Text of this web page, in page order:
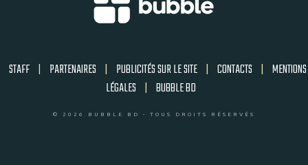
STAFF | PARTENAIRES | PUBLICITÉS SUR LE SITE | CONTACTS | MENTIONS
LÉGALES | BUBBLE BD
© 2026 BUBBLE BD - TOUS DROITS RÉSERVÉS